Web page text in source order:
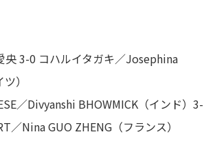
央 3-0 コハルイタガキ／Josephina
）
／Divyanshi BHOWMICK（インド）3-
／Nina GUO ZHENG（フランス）